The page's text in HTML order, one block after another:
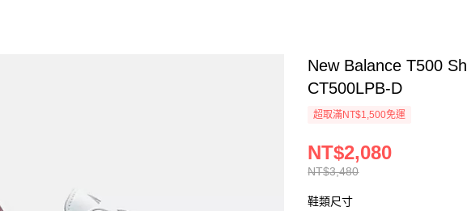
New Balance T500
CT500LPB-D
超取滿NT$1,500免運
NT$3,480
NT$2,080
鞋類尺寸